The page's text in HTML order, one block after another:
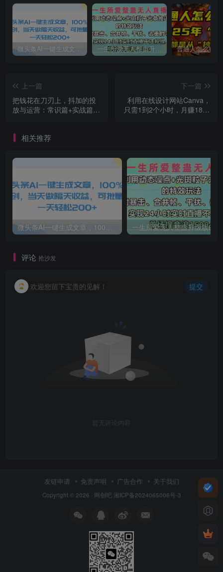
微头条AI一键生成文章，100%过原创，当天做隔天收益，可批量，一天轻松200+ 一生所爱无人整蛊升级版9.0，利用动态噪点+光斑粒子光条推进的特效玩法，内附暴击、合并帧、干扰、去重的手法，实现24小时实时直播不违规操，单场日入1500+，小白也能无脑驾驭
上一篇
把钱花在刀刃上，抖加的投
放与运营：常识篇+实战篇
下一篇
利用在线设计网站Canva，
只需1到2个小时，月赚1800
相关推荐
微头条AI一键生成文章，100%过原创，当天做隔天收益，可批量，一天轻松200+
评论 抢沙发
欢迎您留下宝贵的见解！ 提交
暂无评论内容
友链申请 免责声明 广告合作 关于我们
Copyright © 2026 · 网创吧 湘ICP备2024065006号-3